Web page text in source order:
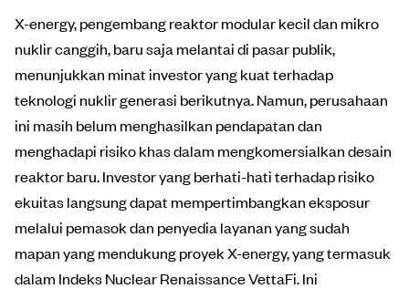
X-energy, pengembang reaktor modular kecil dan mikro
nuklir canggih, baru saja melantai di pasar publik,
menunjukkan minat investor yang kuat terhadap
teknologi nuklir generasi berikutnya. Namun, perusahaan
ini masih belum menghasilkan pendapatan dan
menghadapi risiko khas dalam mengkomersialkan desain
reaktor baru. Investor yang berhati-hati terhadap risiko
ekuitas langsung dapat mempertimbangkan eksposur
melalui pemasok dan penyedia layanan yang sudah
mapan yang mendukung proyek X-energy, yang termasuk
dalam Indeks Nuclear Renaissance VettaFi. Ini